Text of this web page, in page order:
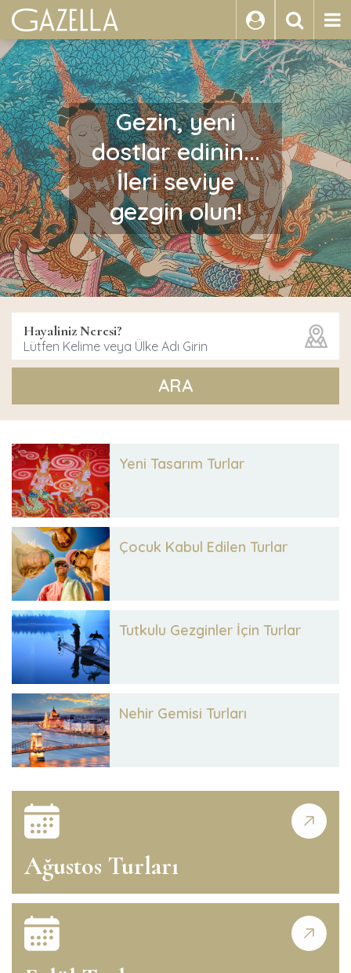
ARA
Gezin, yeni
dostlar edinin...
İleri seviye
gezgin olun!
Hayaliniz Neresi?
ARA
Yeni Tasarım Turlar
Çocuk Kabul Edilen Turlar
Tutkulu Gezginler İçin Turlar
Nehir Gemisi Turları
Ağustos Turları